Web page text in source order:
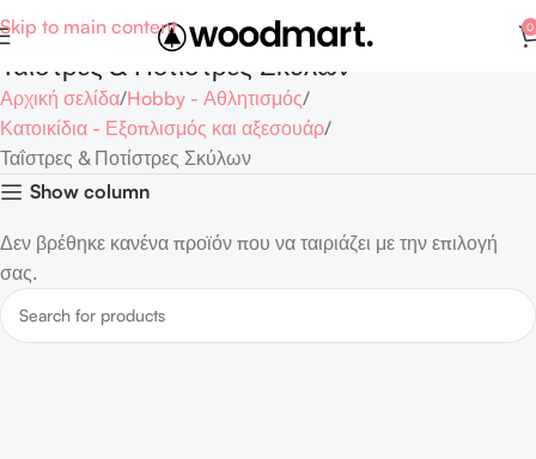
Skip to main content 0
Ταΐστρες & Ποτίστρες Σκύλων
Αρχική σελίδα Hobby - Αθλητισμός
Κατοικίδια - Εξοπλισμός και αξεσουάρ
Ταΐστρες & Ποτίστρες Σκύλων
Show column
Δεν βρέθηκε κανένα προϊόν που να ταιριάζει με την επιλογή
σας.